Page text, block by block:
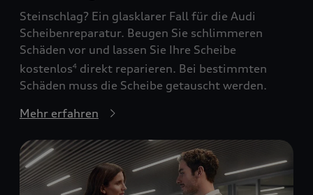
Steinschlag? Ein glasklarer Fall für die Audi
Scheibenreparatur. Beugen Sie schlimmeren
Schäden vor und lassen Sie Ihre Scheibe
kostenlos4 direkt reparieren. Bei bestimmten
Schäden muss die Scheibe getauscht werden.
Mehr erfahren